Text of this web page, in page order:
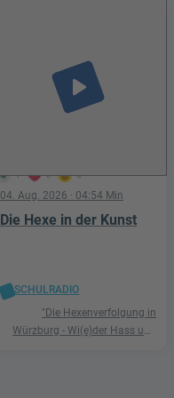
1 0 0
play_arrow
04. Aug. 2026 · 04:54 Min
Die Hexe in der Kunst
SCHULRADIO
"Die Hexenverfolgung in
Würzburg - Wi(e)der Hass und